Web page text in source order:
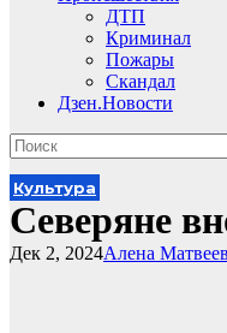
ДТП
Криминал
Пожары
Скандал
Дзен.Новости
Культура
Северяне
Алена
Дек 2, 2024